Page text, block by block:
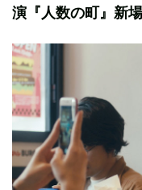
演『人数の町』新